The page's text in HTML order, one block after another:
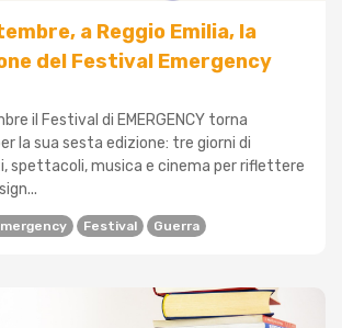
a Reggio Emilia, la
del Festival Emergency
il Festival di EMERGENCY torna
la sua sesta edizione: tre giorni di
spettacoli, musica e cinema per riflettere
Festival Guerra